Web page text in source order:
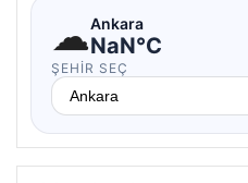
☁Ankara
NaN°C
ŞEHIR SEÇ